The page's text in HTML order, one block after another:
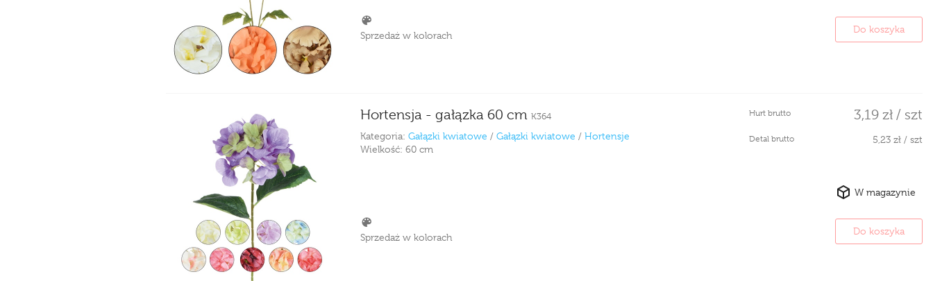
Sprzedaż w kolorach
Do koszyka
Hortensja - gałązka 60 cm K364
Kategoria: Gałązki kwiatowe / Gałązki kwiatowe / Hortensje
Wielkość: 60 cm
Hurt brutto 3,19 zł / szt
Detal brutto 5,23 zł / szt
Sprzedaż w kolorach
W magazynie
Do koszyka